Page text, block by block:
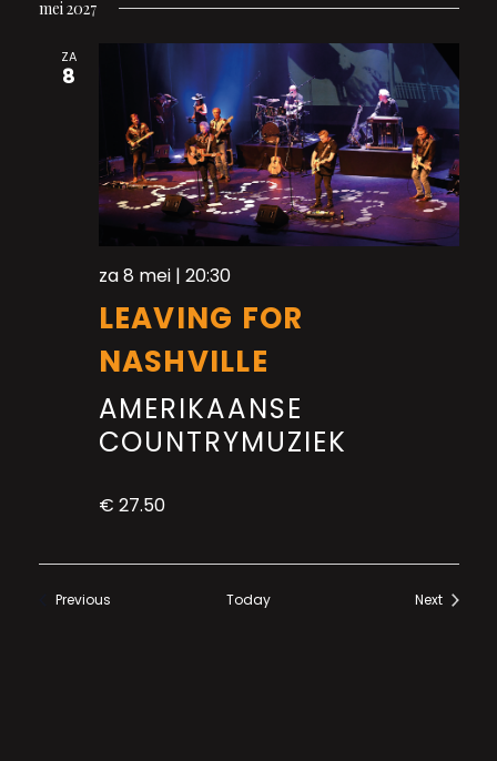
mei 2027
ZA
8
za 8 mei | 20:30
LEAVING FOR
NASHVILLE
AMERIKAANSE
COUNTRYMUZIEK
€ 27.50
PreviousEvents Today
Next